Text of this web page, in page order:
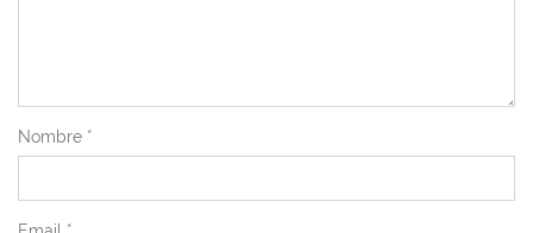
Nombre *